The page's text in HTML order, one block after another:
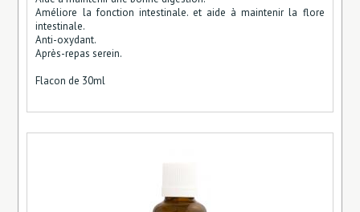
Améliore la fonction intestinale. et aide à maintenir la flore
intestinale.
Anti-oxydant.
Après-repas serein.
Flacon de 30ml